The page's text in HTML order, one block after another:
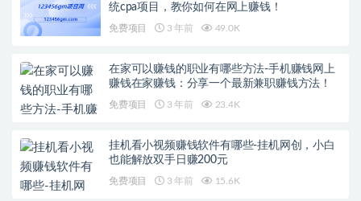
统cpa项目，教你如何在网上赚钱！
免费项目 3 年前 49.0K
在家可以赚钱的职业有哪些方法-手机赚钱网上
赚钱在家赚钱：分享一个最新兼职赚钱方法！
免费项目 3 年前 23.4K
挂机看小视频赚钱软件有哪些-挂机网创，小白
也能解放双手日赚200元
免费项目 3 年前 15.6K